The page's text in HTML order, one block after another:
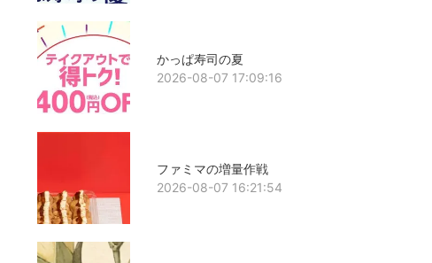
かっぱ寿司の夏
2026-08-07 17:09:16
ファミマの増量作戦
2026-08-07 16:21:54